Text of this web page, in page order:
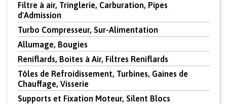
Filtre à air, Tringlerie, Carburation, Pipes
d'Admission
Turbo Compresseur, Sur-Alimentation
Allumage, Bougies
Reniflards, Boites à Air, Filtres Reniflards
Tôles de Refroidissement, Turbines, Gaines de
Chauffage, Visserie
Supports et Fixation Moteur, Silent Blocs